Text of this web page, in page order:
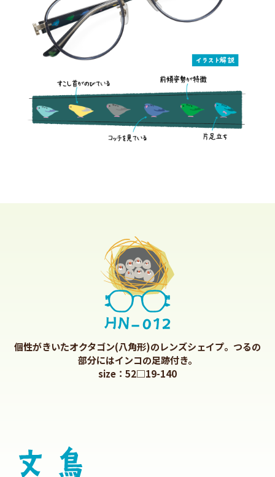
個性がきいたオクタゴン(八角形)のレンズシェイプ。つるの
部分にはインコの足跡付き。
size：52□19-140